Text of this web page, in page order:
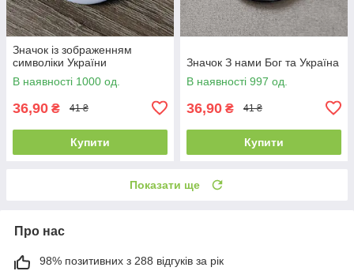
Значок із зображенням
символіки України
В наявності 1000 од.
36,90 ₴ 41 ₴
Купити
Значок З нами Бог та Україна
В наявності 997 од.
36,90 ₴ 41 ₴
Купити
Показати ще
Про нас
98% позитивних з 288 відгуків за рік